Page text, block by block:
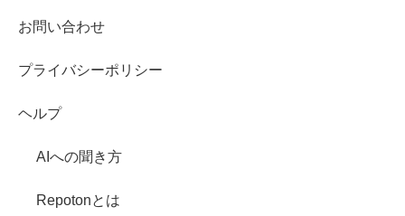
お問い合わせ
プライバシーポリシー
ヘルプ
AIへの聞き方
Repotonとは